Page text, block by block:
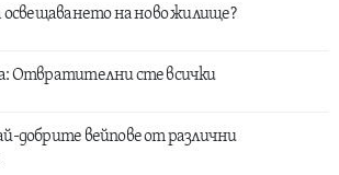
освещаването на ново жилище?
Отвратителни сте всички
добрите вейпове от различни